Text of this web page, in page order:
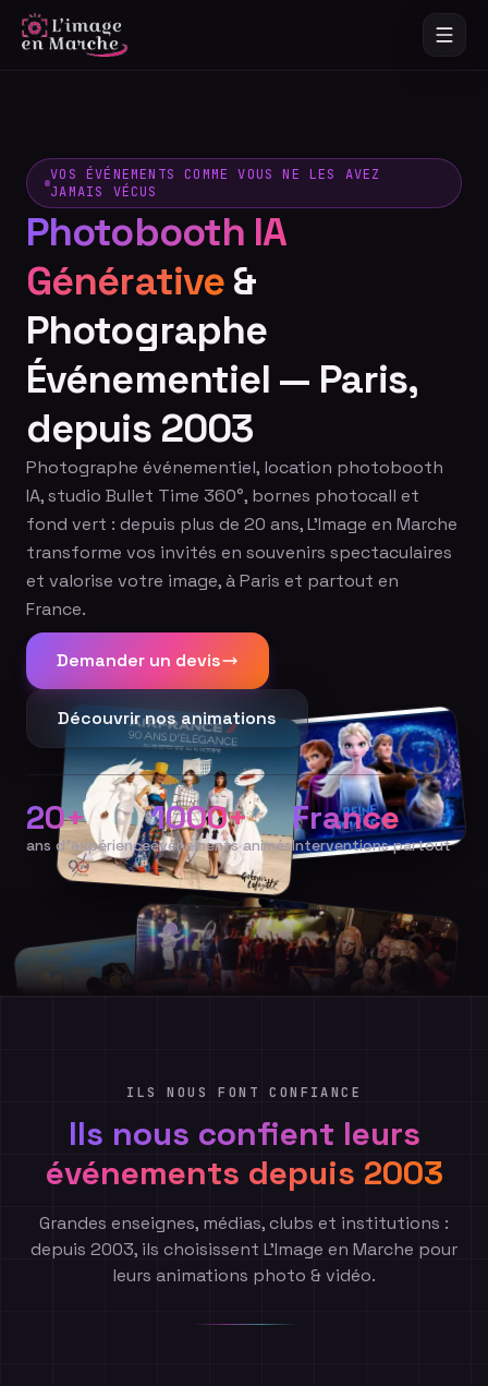
VOS ÉVÉNEMENTS COMME VOUS NE LES AVEZ
JAMAIS VÉCUS
Photobooth IA
Générative&
Photographe
Événementiel — Paris,
depuis 2003
Photographe événementiel, location photobooth
IA, studio Bullet Time 360°, bornes photocall et
fond vert : depuis plus de 20 ans, L'Image en Marche
transforme vos invités en souvenirs spectaculaires
et valorise votre image, à Paris et partout en
France.
Demander un devis
Découvrir nos animations
20+
ans d'expérience
1000+
événements animés
France
Interventions partout
ILS NOUS FONT CONFIANCE
Ils nous confient leurs
événements depuis 2003
Grandes enseignes, médias, clubs et institutions :
depuis 2003, ils choisissent L'Image en Marche pour
leurs animations photo & vidéo.